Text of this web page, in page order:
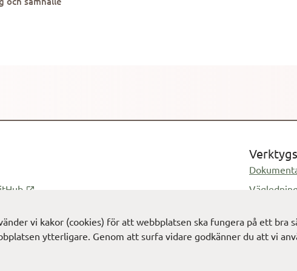
vi kakor (cookies) för att webbplatsen ska fungera på ett bra
ytterligare. Genom att surfa vidare godkänner du att vi
i ett antal västsvenska kommuner samt stadsdelar i
Lerum, Stenungsund och Tjörn.
i e-postprogram